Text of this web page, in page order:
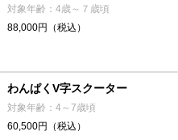
対象年齢：4歳～７歳頃
88,000円（税込）
わんぱくV字スクーター
対象年齢：4～7歳頃
60,500円（税込）